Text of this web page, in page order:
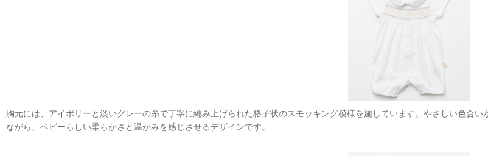
胸元には、アイボリーと淡いグレーの糸で丁寧に編み上げられた格子状のスモッキング模様を施しています。やさしい色合
ながら、ベビーらしい柔らかさと温かみを感じさせるデザインです。